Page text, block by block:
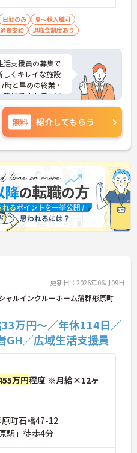
日勤のみ
夏～秋入職可
費支給 退職金制度あり
活支援員の募集で
くキレイな施設
と早めの終業で
職場です！借上げ
厚生充実！安心し
す♪ご興味のあ
すので、お気軽に
無料 紹介してもらう
更新日：2026年06月09日
ャルインクルーホーム蒲郡形原町
33万円～／年休114日／
／広域生活支援員
万円程度 ※月給×12ヶ
町石橋47-12
駅」徒歩4分